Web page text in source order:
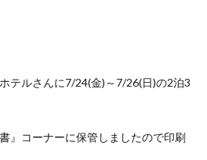
テルさんに7/24(金)～7/26(日)の2泊3
』コーナーに保管しましたので印刷